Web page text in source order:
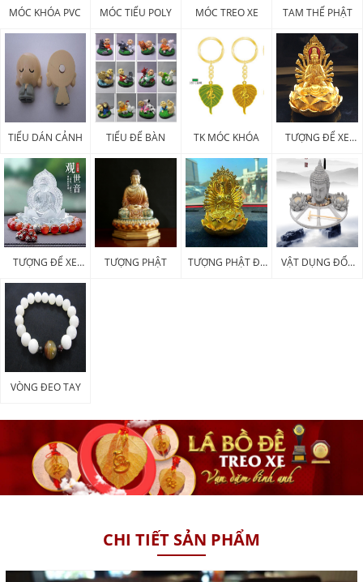
MÓC KHÓA PVC MÓC TIỂU POLY MÓC TREO XE TAM THẾ PHẬT
TIỂU DÁN CẢNH TIỂU ĐỂ BÀN TK MÓC KHÓA
TƯỢNG ĐỂ XE
TƯỢNG ĐỂ XE
TƯỢNG PHẬT
TƯỢNG PHẬT ĐỂ
VẬT DỤNG ĐỐT
VÒNG ĐEO TAY
CHI TIẾT SẢN PHẨM